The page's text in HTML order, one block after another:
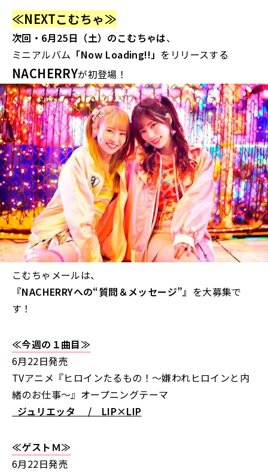
≪NEXTこむちゃ≫
次回・6月25日（土）のこむちゃは、
ミニアルバム 「Now Loading!!」 をリリースする
NACHERRYが初登場！
こむちゃメールは、
『NACHERRYへの“質問＆メッセージ”』 を大募集で
す！
≪今週の１曲目≫
6月22日発売
TVアニメ『ヒロインたるもの！～嫌われヒロインと内
緒のお仕事～』オープニングテーマ
ジュリエッタ / LIP×LIP
≪ゲストＭ≫
6月22日発売